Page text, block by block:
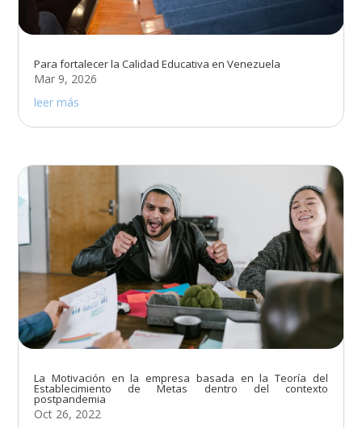
Para fortalecer la Calidad Educativa en Venezuela
Mar 9, 2026
leer más
La Motivación en la empresa basada en la Teoría del
Establecimiento de Metas dentro del contexto
postpandemia
Oct 26, 2022